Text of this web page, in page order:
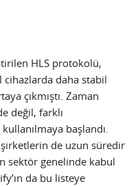
HLS protokolü,
daha stabil
çıkmıştı. Zaman
değil, farklı
başlandı.
de uzun süredir
sektör genelinde kabul
da bu listeye